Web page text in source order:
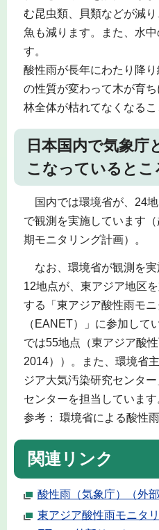
む昆虫類、貝類などが減
魚も減ります。また、水
す。
酸性雨が長年にわたり降
の性質が変わって木が育
林全体が枯れてなくなるこ
日本国内で気象庁
こなっているとこ
国内では環境省が、24地
で観測を実施しています
期モニタリング計画）。
なお、環境省が観測を実
12地点が、東アジア地区
する「東アジア酸性雨モ
（EANET）」に参加して
では55地点（東アジア酸
2014））。また、環境省
ジア大気汚染研究センタ
センターを担当しています
参考： 環境省による酸性
関連リンク
酸性雨（気象庁）（外部
東アジア酸性雨モニタ